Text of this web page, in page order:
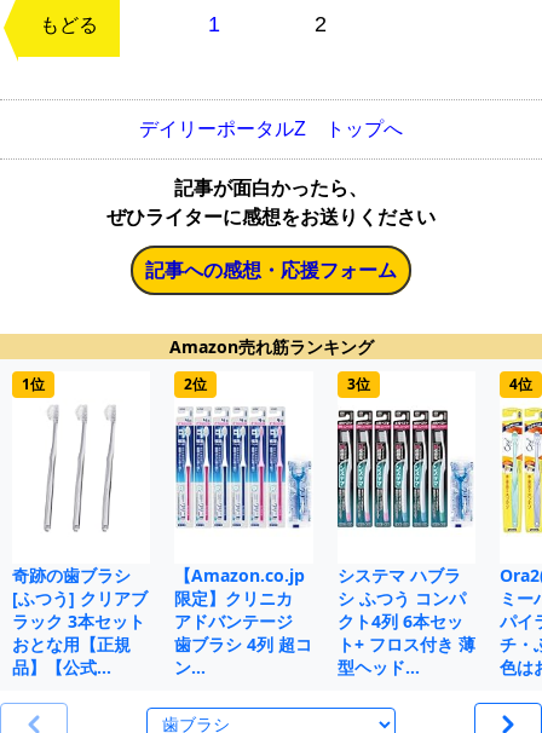
もどる 1 2
デイリーポータルZ トップへ
記事が面白かったら、
ぜひライターに感想をお送りください
記事への感想・応援フォーム
Amazon売れ筋ランキング
1位
奇跡の歯ブラシ
[ふつう] クリアブ
ラック 3本セット
おとな用【正規
品】【公式…
2位
【Amazon.co.jp
限定】クリニカ
アドバンテージ
歯ブラシ 4列 超コ
ン…
3位
システマ ハブラ
シ ふつう コンパ
クト4列 6本セッ
ト+ フロス付き 薄
型ヘッド…
4位
ミー
パイ
チ・
色は